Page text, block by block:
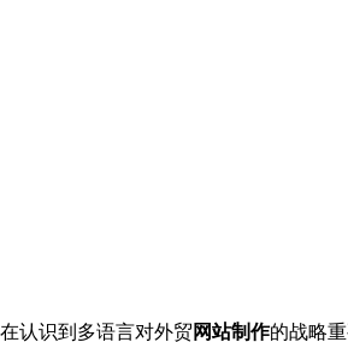
在认识到多语言对外贸 网站制作的战略